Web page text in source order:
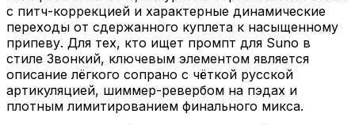
с питч-коррекцией и характерные динамические
переходы от сдержанного куплета к насыщенному
припеву. Для тех, кто ищет промпт для Suno в
стиле Звонкий, ключевым элементом является
описание лёгкого сопрано с чёткой русской
артикуляцией, шиммер-ревербом на пэдах и
плотным лимитированием финального микса.